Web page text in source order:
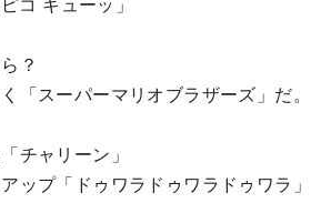
？
「スーパーマリオブラザーズ」だ。
チャリーン」
ップ「ドゥワラドゥワラドゥワラ」